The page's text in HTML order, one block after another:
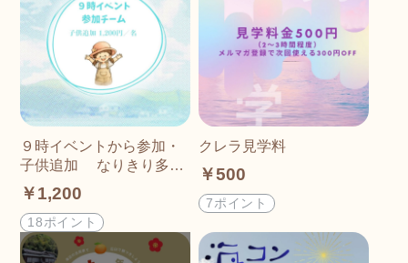
９時イベントから参加・
子供追加 なりきり多賀
谷水軍
￥1,200
18ポイント
クレラ見学料
￥500
7ポイント